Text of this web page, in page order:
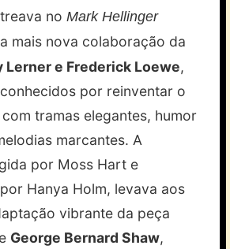
noMark Hellinger
mais nova colaboração da
Lerner e Frederick Loewe,
por reinventar o
tramas elegantes, humor
marcantes. A
por Moss Hart e
Hanya Holm, levava aos
vibrante da peça
George Bernard Shaw,